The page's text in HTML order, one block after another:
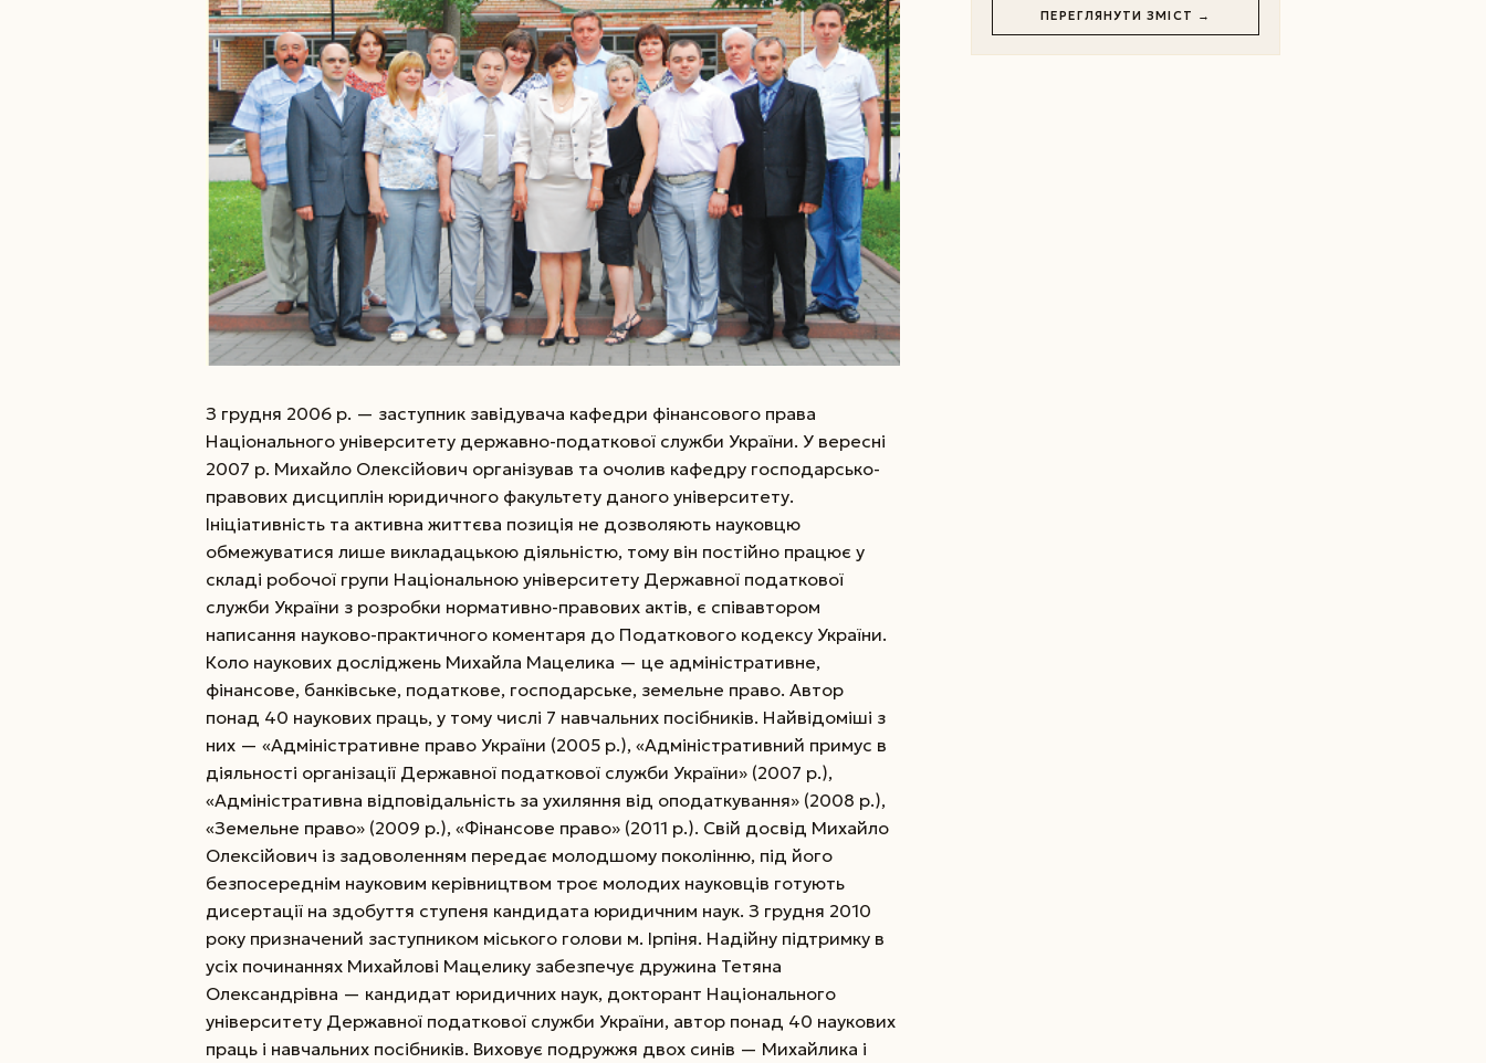
З грудня 2006 р. — заступник завідувача кафедри фінансового права
Національного університету державно-податкової служби України. У вересні
2007 р. Михайло Олексійович організував та очолив кафедру господарсько-
правових дисциплін юридичного факультету даного університету.
Ініціативність та активна життєва позиція не дозволяють науковцю
обмежуватися лише викладацькою діяльністю, тому він постійно працює у
складі робочої групи Національною університету Державної податкової
служби України з розробки нормативно-правових актів, є співавтором
написання науково-практичного коментаря до Податкового кодексу України.
Коло наукових досліджень Михайла Мацелика — це адміністративне,
фінансове, банківське, податкове, господарське, земельне право. Автор
понад 40 наукових праць, у тому числі 7 навчальних посібників. Найвідоміші з
них — «Адміністративне право України (2005 р.), «Адміністративний примус в
діяльності організації Державної податкової служби України» (2007 р.),
«Адміністративна відповідальність за ухиляння від оподаткування» (2008 р.),
«Земельне право» (2009 р.), «Фінансове право» (2011 р.). Свій досвід Михайло
Олексійович із задоволенням передає молодшому поколінню, під його
безпосереднім науковим керівництвом троє молодих науковців готують
дисертації на здобуття ступеня кандидата юридичним наук. З грудня 2010
року призначений заступником міського голови м. Ірпіня. Надійну підтримку в
усіх починаннях Михайлові Мацелику забезпечує дружина Тетяна
Олександрівна — кандидат юридичних наук, докторант Національного
університету Державної податкової служби України, автор понад 40 наукових
праць і навчальних посібників. Виховує подружжя двох синів — Михайлика і
ПЕРЕГЛЯНУТИ ЗМІСТ →